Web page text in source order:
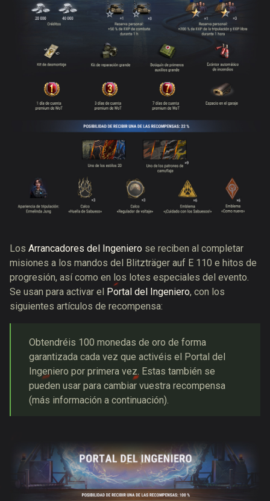
Los Arrancadores del Ingeniero se reciben al completar
misiones a los mandos del Blitzträger auf E 110 e hitos de
progresión, así como en los lotes especiales del evento.
Se usan para activar el Portal del Ingeniero, con los
siguientes artículos de recompensa:
Obtendréis 100 monedas de oro de forma
garantizada cada vez que activéis el Portal del
Ingeniero por primera vez. Estas también se
pueden usar para cambiar vuestra recompensa
(más información a continuación).